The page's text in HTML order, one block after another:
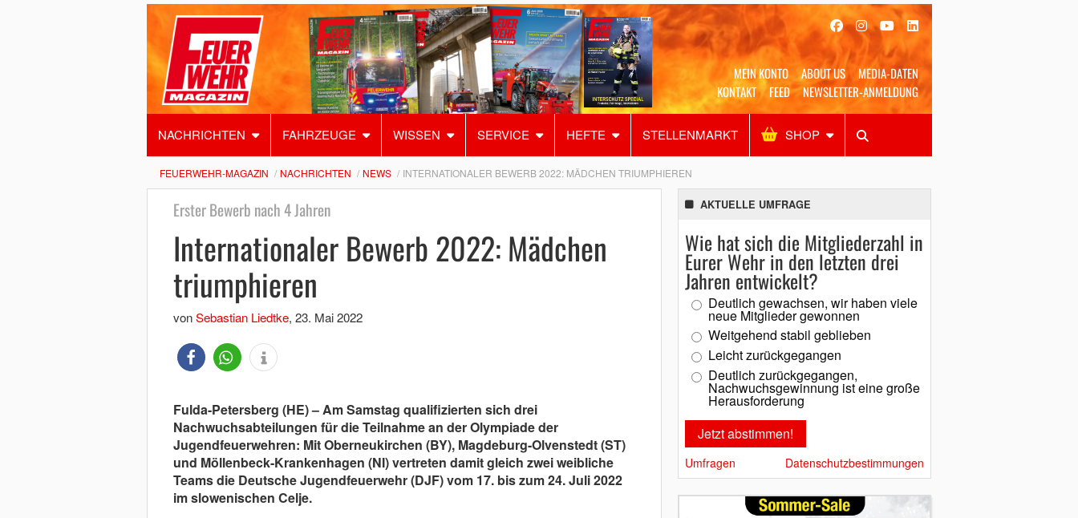
MEIN KONTO ABOUT US
MEDIA-DATEN
KONTAKT
FEED NEWSLETTER-ANMELDUNG
NACHRICHTEN FAHRZEUGE WISSEN SERVICE HEFTE STELLENMARKT SHOP
Alles Shop SUCHEN
FEUERWEHR-MAGAZIN NACHRICHTEN NEWS INTERNATIONALER BEWERB 2022: MÄDCHEN TRIUMPHIEREN
Erster Bewerb nach 4 Jahren
Internationaler Bewerb 2022: Mädchen
triumphieren
vonSebastian Liedtke, 23. Mai 2022
Fulda-Petersberg (HE) – Am Samstag qualifizierten sich drei
Nachwuchsabteilungen für die Teilnahme an der Olympiade der
Jugendfeuerwehren: Mit Oberneukirchen (BY), Magdeburg-Olvenstedt (ST)
und Möllenbeck-Krankenhagen (NI) vertreten damit gleich zwei weibliche
Teams die Deutsche Jugendfeuerwehr (DJF) vom 17. bis zum 24. Juli 2022
im slowenischen Celje.
AKTUELLE UMFRAGE
Wie hat sich die Mitgliederzahl in
Eurer Wehr in den letzten drei
Jahren entwickelt?
Deutlich gewachsen, wir haben viele
neue Mitglieder gewonnen
Weitgehend stabil geblieben
Leicht zurückgegangen
Deutlich zurückgegangen,
Nachwuchsgewinnung ist eine große
Herausforderung
Umfragen Datenschutzbestimmungen